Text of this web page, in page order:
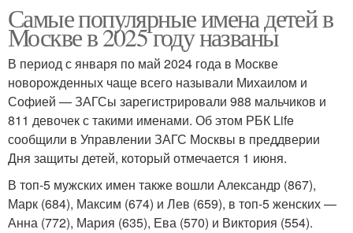
Самые популярные имена детей в
Москве в 2025 году названы
В период с января по май 2024 года в Москве
новорожденных чаще всего называли Михаилом и
Софией — ЗАГСы зарегистрировали 988 мальчиков и
811 девочек с такими именами. Об этом РБК Life
сообщили в Управлении ЗАГС Москвы в преддверии
Дня защиты детей, который отмечается 1 июня.
В топ-5 мужских имен также вошли Александр (867),
Марк (684), Максим (674) и Лев (659), в топ-5 женских —
Анна (772), Мария (635), Ева (570) и Виктория (554).